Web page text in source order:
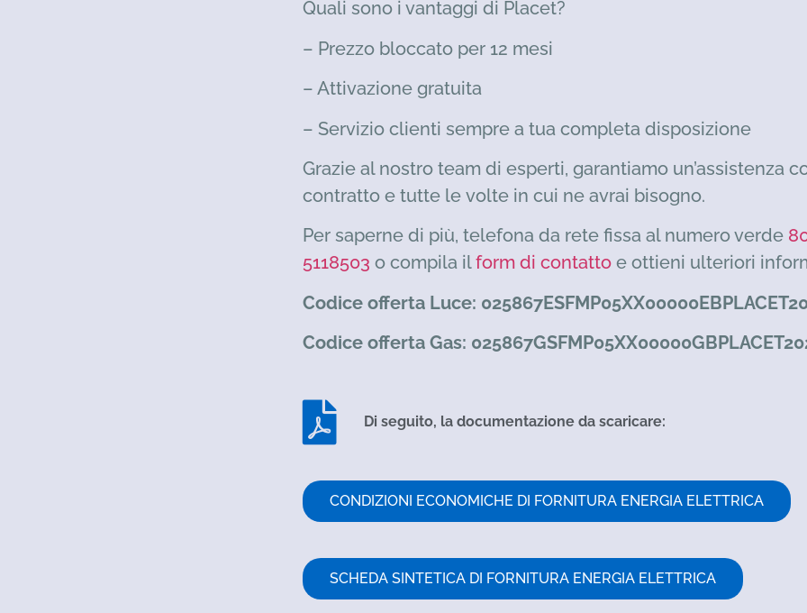
Quali sono i vantaggi di Placet?
– Prezzo bloccato per 12 mesi
– Attivazione gratuita
– Servizio clienti sempre a tua completa disposizione
Grazie al nostro team di esperti, garantiamo un’assistenza
contratto e tutte le volte in cui ne avrai bisogno.
Per saperne di più, telefona da rete fissa al numero verde
5118503 o compila ilform di contatto e ottieni ulteriori
Codice offerta Luce:
Codice offerta Gas:
Di seguito, la documentazione da scaricare:
CONDIZIONI ECONOMICHE DI FORNITURA ENERGIA ELETTRICA
SCHEDA SINTETICA DI FORNITURA ENERGIA ELETTRICA